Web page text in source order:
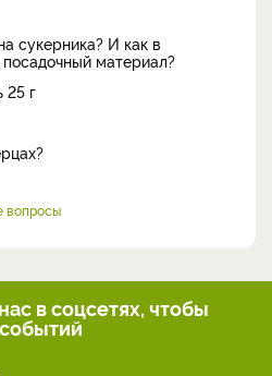
сукерника? И как в
материал?
25 г
вопросы
в соцсетях, чтобы